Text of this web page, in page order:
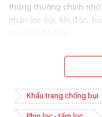
thông thường chính
phận lọc bụi, khí độc,
Khẩu trang chống bụi